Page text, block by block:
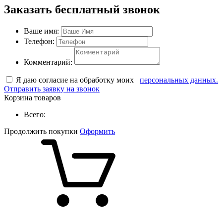
Заказать бесплатный звонок
Ваше имя:
Телефон:
Комментарий:
Я даю согласие на обработку моих
персональных данных.
Отправить заявку на звонок
Корзина товаров
Всего:
Продолжить покупки Оформить